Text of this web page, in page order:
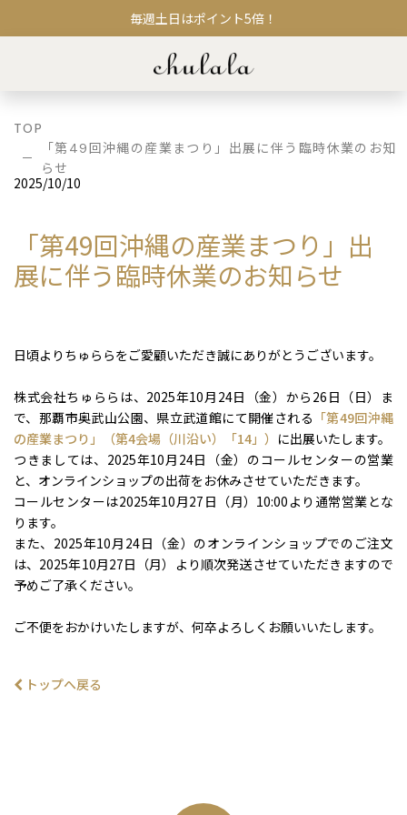
毎週土日はポイント5倍！
TOP
「第49回沖縄の産業まつり」出展に伴う臨時休業のお知
らせ
2025/10/10
「第49回沖縄の産業まつり」出
展に伴う臨時休業のお知らせ
日頃よりちゅららをご愛顧いただき誠にありがとうございます。
株式会社ちゅららは、2025年10月24日（金）から26日（日）ま
で、那覇市奥武山公園、県立武道館にて開催される 「第49回沖縄
の産業まつり」（第4会場（川沿い）「14」） に出展いたします。
つきましては、2025年10月24日（金）のコールセンターの営業
と、オンラインショップの出荷をお休みさせていただきます。
コールセンターは2025年10月27日（月）10:00より通常営業とな
ります。
また、2025年10月24日（金）のオンラインショップでのご注文
は、2025年10月27日（月）より順次発送させていただきますので
予めご了承ください。
ご不便をおかけいたしますが、何卒よろしくお願いいたします。
トップへ戻る